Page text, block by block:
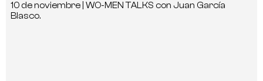
10 de noviembre | WO-MEN TALKS con Juan García
Blasco.